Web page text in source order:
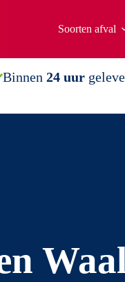
Soorten afval
Binnen24 uur